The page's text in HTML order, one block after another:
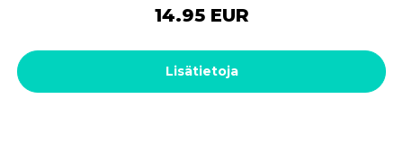
14.95 EUR
Lisätietoja